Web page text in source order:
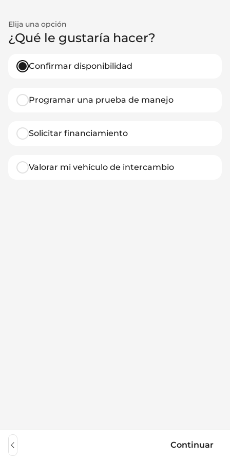
Elija una opción
¿Qué le gustaría hacer?
Confirmar disponibilidad
Programar una prueba de manejo
Solicitar financiamiento
Valorar mi vehículo de intercambio
Continuar